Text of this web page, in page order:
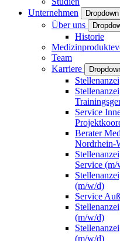
Unternehmen
Über uns
Historie
Team
Karriere
Service
Berater
Nordrhein-
Service (m/
(m/w/d)
Service
(m/w/d)
(m/w/d)